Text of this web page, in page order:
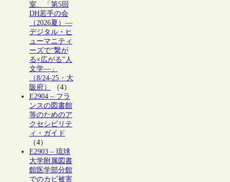
室、「第5回
DH若手の会
（2026夏）―
デジタル・ヒ
ューマニティ
ーズで“繋が
る×広がる”人
文学―」
（8/24-25・大
阪府）
（4）
E2904 – フラ
ンスの図書館
等のためのア
クセシビリテ
ィ・ガイド
（4）
E2903 – 琉球
大学附属図書
館医学部分館
でのカビ被害